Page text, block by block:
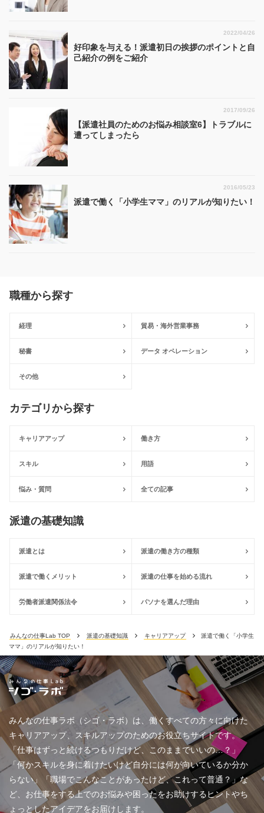
好印象を与える！派遣初日の挨拶のポイントと自
己紹介の例をご紹介
2022/04/26
【派遣社員のためのお悩み相談室6】トラブルに
遭ってしまったら
2017/09/26
派遣で働く「小学生ママ」のリアルが知りたい！
2016/05/23
職種から探す
経理 貿易・海外営業事務
秘書 データ オペレーション
その他
カテゴリから探す
キャリアアップ 働き方
スキル 用語
悩み・質問 全ての記事
派遣の基礎知識
派遣とは 派遣の働き方の種類
派遣で働くメリット 派遣の仕事を始める流れ
労働者派遣関係法令 パソナを選んだ理由
みんなの仕事Lab TOP 派遣の基礎知識 キャリアアップ
派遣で働く「小学生
ママ」のリアルが知りたい！
みんなの仕事ラボ（シゴ・ラボ）は、働くすべての方々に向けた
キャリアアップ、スキルアップのためのお役立ちサイトです。
「仕事はずっと続けるつもりだけど、このままでいいの…？」
「何かスキルを身に着けたいけど自分には何が向いているか分か
らない」「職場でこんなことがあったけど、これって普通？」な
ど、お仕事をする上でのお悩みや困ったをお助けするヒントやち
ょっとしたアイデアをお届けします。